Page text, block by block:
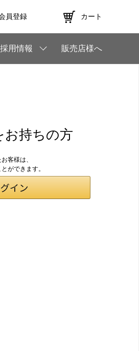
員登録 カート
用情報 販売店様へ
お持ちの方
客様は、
ができます。